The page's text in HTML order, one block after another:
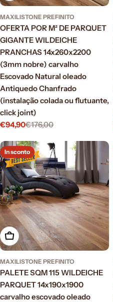
MAXILISTONE PREFINITO
OFERTA POR M² DE PARQUET
GIGANTE WILDEICHE
PRANCHAS 14x260x2200
(3mm nobre) carvalho
Escovado Natural oleado
Antiquedo Chanfrado
(instalação colada ou flutuante,
click joint)
Prezzo
vendita
€94,90
Prezzo€176,00
In sconto
Aggiungi al carrello
MAXILISTONE PREFINITO
PALETE SQM 115 WILDEICHE
PARQUET 14x190x1900
carvalho escovado oleado